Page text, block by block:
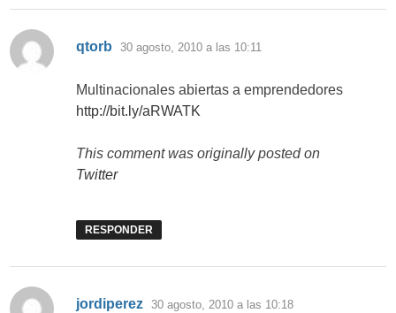
qtorb dice:
30 agosto, 2010 a las 10:11
Multinacionales abiertas a emprendedores
http://bit.ly/aRWATK
This comment was originally posted on
Twitter
RESPONDER
jordiperez dice:
30 agosto, 2010 a las 10:18